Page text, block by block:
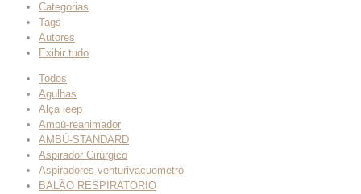
Categorias
Tags
Autores
Exibir tudo
Todos
Agulhas
Alça leep
Ambú-reanimador
AMBÚ-STANDARD
Aspirador Cirúrgico
Aspiradores venturivacuometro
BALÃO RESPIRATORIO